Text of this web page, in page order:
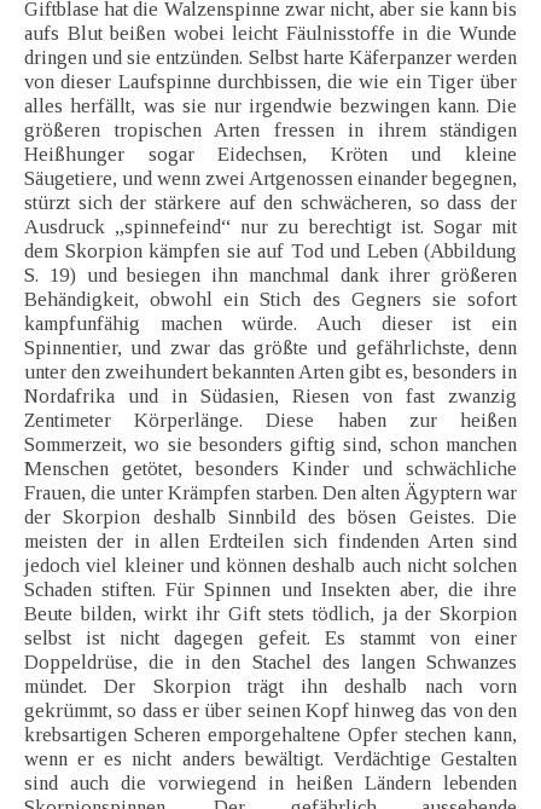
Giftblase hat die Walzenspinne zwar nicht, aber sie kann bis
aufs Blut beißen wobei leicht Fäulnisstoffe in die Wunde
dringen und sie entzünden. Selbst harte Käferpanzer werden
von dieser Laufspinne durchbissen, die wie ein Tiger über
alles herfällt, was sie nur irgendwie bezwingen kann. Die
größeren tropischen Arten fressen in ihrem ständigen
Heißhunger sogar Eidechsen, Kröten und kleine
Säugetiere, und wenn zwei Artgenossen einander begegnen,
stürzt sich der stärkere auf den schwächeren, so dass der
Ausdruck „spinnefeind“ nur zu berechtigt ist. Sogar mit
dem Skorpion kämpfen sie auf Tod und Leben (Abbildung
S. 19) und besiegen ihn manchmal dank ihrer größeren
Behändigkeit, obwohl ein Stich des Gegners sie sofort
kampfunfähig machen würde. Auch dieser ist ein
Spinnentier, und zwar das größte und gefährlichste, denn
unter den zweihundert bekannten Arten gibt es, besonders in
Nordafrika und in Südasien, Riesen von fast zwanzig
Zentimeter Körperlänge. Diese haben zur heißen
Sommerzeit, wo sie besonders giftig sind, schon manchen
Menschen getötet, besonders Kinder und schwächliche
Frauen, die unter Krämpfen starben. Den alten Ägyptern war
der Skorpion deshalb Sinnbild des bösen Geistes. Die
meisten der in allen Erdteilen sich findenden Arten sind
jedoch viel kleiner und können deshalb auch nicht solchen
Schaden stiften. Für Spinnen und Insekten aber, die ihre
Beute bilden, wirkt ihr Gift stets tödlich, ja der Skorpion
selbst ist nicht dagegen gefeit. Es stammt von einer
Doppeldrüse, die in den Stachel des langen Schwanzes
mündet. Der Skorpion trägt ihn deshalb nach vorn
gekrümmt, so dass er über seinen Kopf hinweg das von den
krebsartigen Scheren emporgehaltene Opfer stechen kann,
wenn er es nicht anders bewältigt. Verdächtige Gestalten
sind auch die vorwiegend in heißen Ländern lebenden